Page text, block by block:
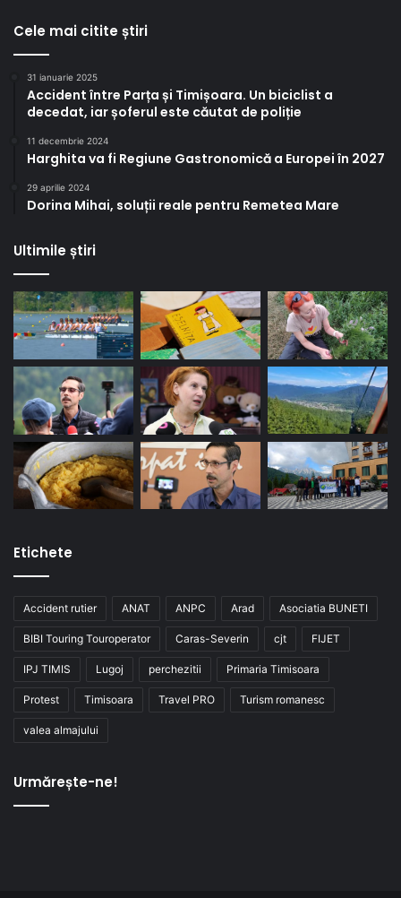
Cele mai citite știri
31 ianuarie 2025
Accident între Parța și Timișoara. Un biciclist a
decedat, iar șoferul este căutat de poliție
11 decembrie 2024
Harghita va fi Regiune Gastronomică a Europei în 2027
29 aprilie 2024
Dorina Mihai, soluții reale pentru Remetea Mare
Ultimile știri
Etichete
Accident rutier ANAT ANPC Arad Asociatia BUNETI
BIBI Touring Touroperator Caras-Severin cjt FIJET
IPJ TIMIS Lugoj perchezitii Primaria Timisoara
Protest Timisoara Travel PRO Turism romanesc
valea almajului
Urmărește-ne!